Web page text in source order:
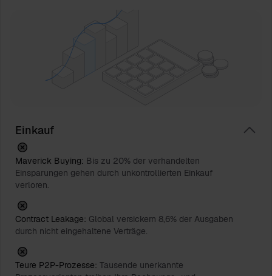
Einkauf
Maverick Buying: Bis zu 20% der verhandelten
Einsparungen gehen durch unkontrollierten Einkauf
verloren.
Contract Leakage: Global versickern 8,6% der Ausgaben
durch nicht eingehaltene Verträge.
Teure P2P-Prozesse: Tausende unerkannte